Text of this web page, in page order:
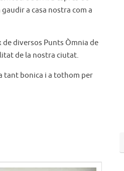
a casa nostra com a
de diversos Punts Òmnia de
de la nostra ciutat.
tant bonica i a tothom per